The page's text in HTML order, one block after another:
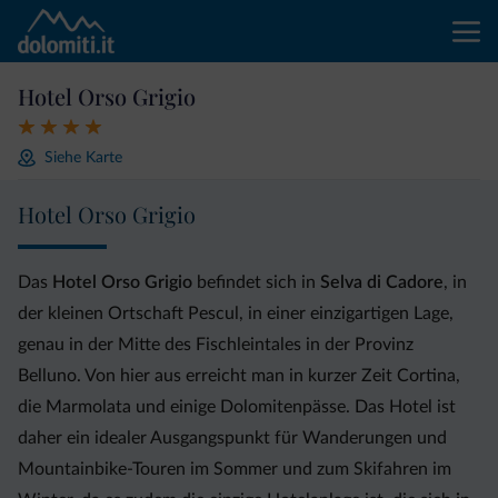
Hotel Orso Grigio
Siehe Karte
Hotel Orso Grigio
Das Hotel Orso Grigio befindet sich in Selva di Cadore, in
der kleinen Ortschaft Pescul, in einer einzigartigen Lage,
genau in der Mitte des Fischleintales in der Provinz
Belluno. Von hier aus erreicht man in kurzer Zeit Cortina,
die Marmolata und einige Dolomitenpässe. Das Hotel ist
daher ein idealer Ausgangspunkt für Wanderungen und
Mountainbike-Touren im Sommer und zum Skifahren im